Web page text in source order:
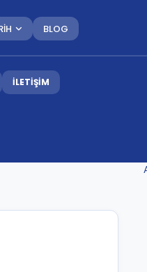
BLOG
İLETİŞİM